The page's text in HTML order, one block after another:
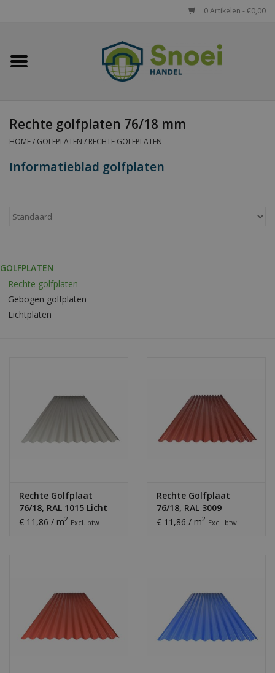
0 Artikelen - €0,00
Home
Damwandplaten
Dakpanplaten
Sandwichpanelen
Bouwpakketten
Rechte golfplaten 76/18 mm
HOME/ GOLFPLATEN / RECHTE GOLFPLATEN
Informatieblad golfplaten
GOLFPLATEN
Rechte golfplaten
Gebogen golfplaten
Lichtplaten
Rechte Golfplaat
76/18, RAL 1015 Licht
Ivoor
€ 11,86 / m2 Excl. btw
Rechte Golfplaat
76/18, RAL 3009
Oxiderood
€ 11,86 / m2 Excl. btw